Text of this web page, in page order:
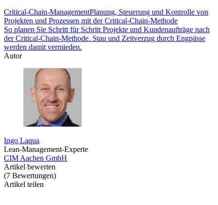
Critical-Chain-ManagementPlanung, Steuerung und Kontrolle von
Projekten und Prozessen mit der Critical-Chain-Methode
So planen Sie Schritt für Schritt Projekte und Kundenaufträge nach
der Critical-Chain-Methode. Stau und Zeitverzug durch Engpässe
werden damit vermieden.
Autor
Ingo Laqua
Lean-Management-Experte
CIM Aachen GmbH
Artikel bewerten
(7 Bewertungen)
Artikel teilen